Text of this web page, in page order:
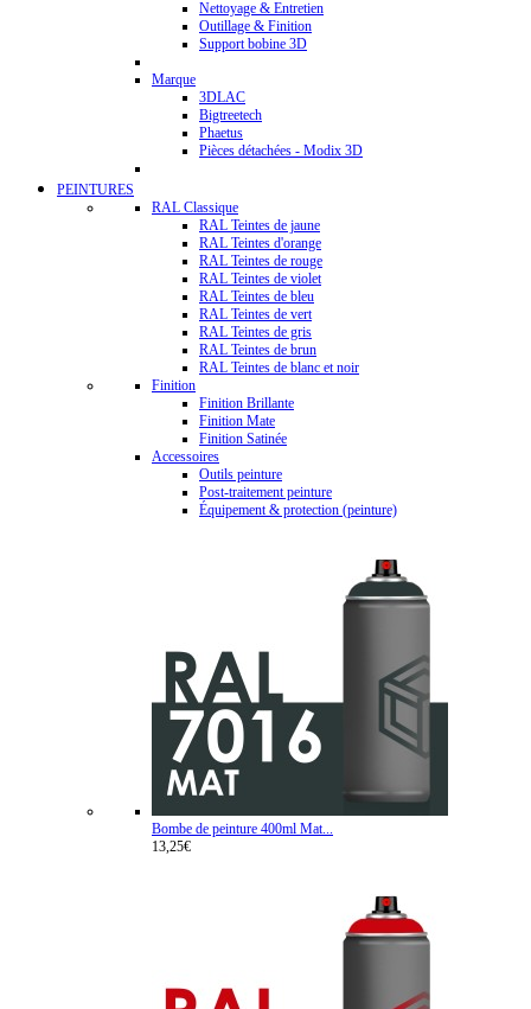
Nettoyage & Entretien
Outillage & Finition
Support bobine 3D
Marque
3DLAC
Bigtreetech
Phaetus
Pièces détachées - Modix 3D
PEINTURES
RAL Classique
RAL Teintes de jaune
RAL Teintes d'orange
RAL Teintes de rouge
RAL Teintes de violet
RAL Teintes de bleu
RAL Teintes de vert
RAL Teintes de gris
RAL Teintes de brun
RAL Teintes de blanc et noir
Finition
Finition Brillante
Finition Mate
Finition Satinée
Accessoires
Outils peinture
Post-traitement peinture
Équipement & protection (peinture)
Bombe de peinture 400ml Mat...
13,25€